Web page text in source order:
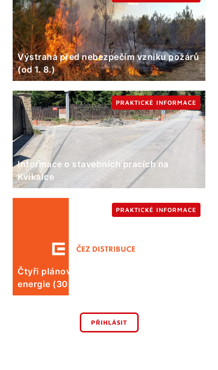
Výstraha před nebezpečím vzniku požárů
(od 1. 8.)
Informace o stavebních pracích na
Kvíkalce
PRAKTICKÉ INFORMACE
Čtyři plánované odstávky elektrické
energie (30. 7.)
PRAKTICKÉ INFORMACE
PŘIHLÁSIT